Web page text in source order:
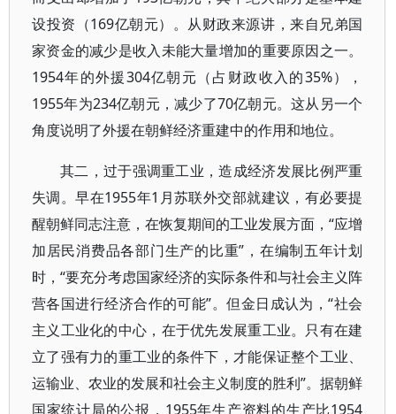
设投资（169亿朝元）。从财政来源讲，来自兄弟国
家资金的减少是收入未能大量增加的重要原因之一。
1954年的外援304亿朝元（占财政收入的35%），
1955年为234亿朝元，减少了70亿朝元。这从另一个
角度说明了外援在朝鲜经济重建中的作用和地位。
其二，过于强调重工业，造成经济发展比例严重
失调。早在1955年1月苏联外交部就建议，有必要提
醒朝鲜同志注意，在恢复期间的工业发展方面，“应增
加居民消费品各部门生产的比重”，在编制五年计划
时，“要充分考虑国家经济的实际条件和与社会主义阵
营各国进行经济合作的可能”。但金日成认为，“社会
主义工业化的中心，在于优先发展重工业。只有在建
立了强有力的重工业的条件下，才能保证整个工业、
运输业、农业的发展和社会主义制度的胜利”。据朝鲜
国家统计局的公报，1955年生产资料的生产比1954